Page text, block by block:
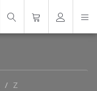
Z